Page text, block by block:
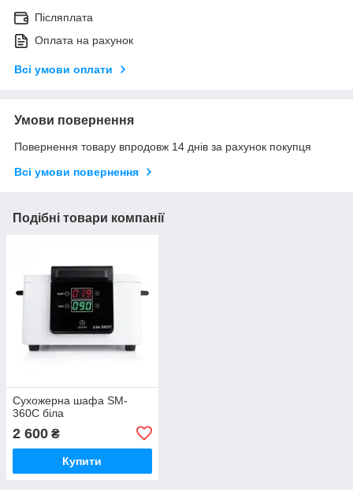
Післяплата
Оплата на рахунок
Всі умови оплати
Умови повернення
Повернення товару впродовж 14 днів за рахунок покупця
Всі умови повернення
Подібні товари компанії
Сухожерна шафа SM-
360C біла
2 600 ₴
Купити